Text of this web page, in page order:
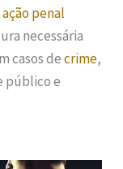
ação penal
necessária
casos decrime,
público e